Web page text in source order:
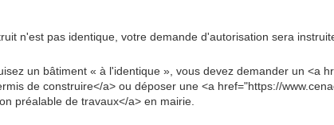
n'est pas identique, votre demande d'autorisation sera
un bâtiment « à l'identique », vous devez demander un <a
de construire</a> ou déposer une <a href="https://
préalable de travaux</a> en mairie.